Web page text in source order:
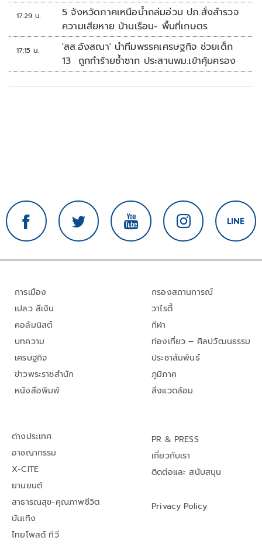
17:29 น.
5 จังหวัดภาคเหนือน้ำถล่มอ่วม ปภ.สั่งสำรวจ
ความเสียหาย บ้านเรือน- พื้นที่เกษตร
17:15 น.
'สส.อังสณา' นำทีมพรรคเศรษฐกิจ ช่วยเด็ก
13 ถูกทำร้ายซ้ำซาก ประสานพม.เข้าคุ้มครอง
การเมือง
เปลว สีเงิน
คอลัมนิสต์
บทความ
เศรษฐกิจ
ข่าวพระราชสำนัก
หนังสือพิมพ์
กรองสถานการณ์
วาไรตี้
กีฬา
ท่องเที่ยว – ศิลปวัฒนธรรม
ประชาสัมพันธ์
ภูมิภาค
สิ่งแวดล้อม
ต่างประเทศ
อาชญากรรม
X-CITE
ยานยนต์
สาธารณสุข-คุณภาพชีวิต
บันเทิง
ไทยโพสต์ ทีวี
PR & PRESS
เกี่ยวกับเรา
ติดต่อและ สนับสนุน
Privacy Policy